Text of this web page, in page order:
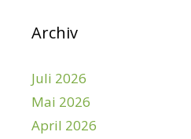
Archiv
Juli 2026
Mai 2026
April 2026